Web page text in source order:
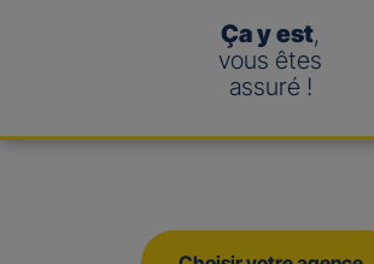
Ça y est,
vous êtes
assuré !